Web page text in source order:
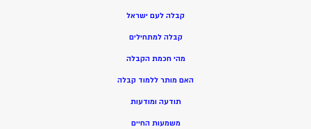
קבלה לעם ישראל
קבלה למתחילים
מהי חכמת הקבלה
האם מותר ללמוד קבלה
תודעה ומודעות
משמעות החיים